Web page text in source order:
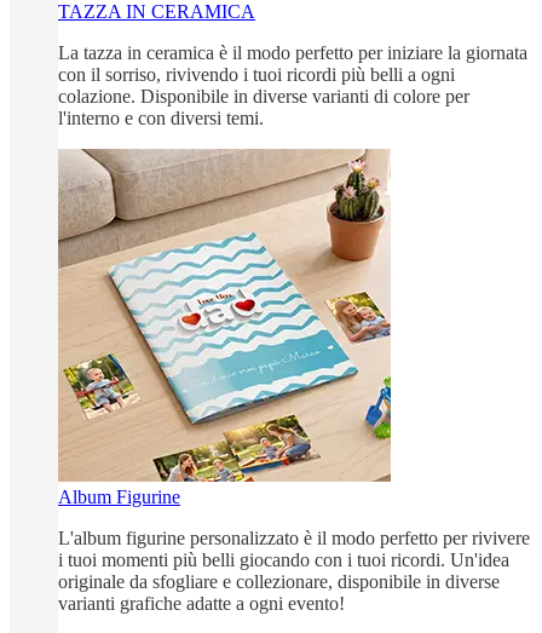
TAZZA IN CERAMICA
La tazza in ceramica è il modo perfetto per iniziare la giornata
con il sorriso, rivivendo i tuoi ricordi più belli a ogni
colazione. Disponibile in diverse varianti di colore per
l'interno e con diversi temi.
Album Figurine
L'album figurine personalizzato è il modo perfetto per rivivere
i tuoi momenti più belli giocando con i tuoi ricordi. Un'idea
originale da sfogliare e collezionare, disponibile in diverse
varianti grafiche adatte a ogni evento!